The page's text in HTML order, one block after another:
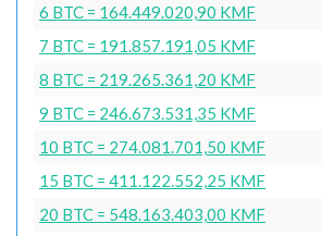
6 BTC = 164.449.020,90 KMF
7 BTC = 191.857.191,05 KMF
8 BTC = 219.265.361,20 KMF
9 BTC = 246.673.531,35 KMF
10 BTC = 274.081.701,50 KMF
15 BTC = 411.122.552,25 KMF
20 BTC = 548.163.403,00 KMF